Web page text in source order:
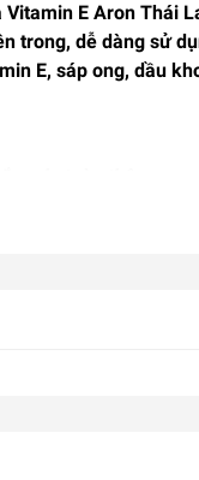
E Aron Thái
trong, dễ dàng sử
E, sáp ong, dầu
làm mờ vết thâm,
máy lạnh, đặc